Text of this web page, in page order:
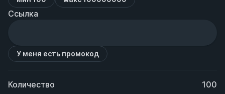
Ссылка
У меня есть промокод
Количество 100